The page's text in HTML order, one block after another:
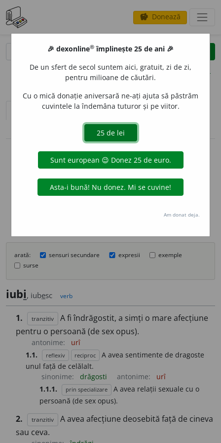
savings Donează
clear
opțiuni
sinteza definițiilor (1)
definiții (39)
pronunție volume_up
info
Aceste definiții sunt compilate de
echipa dexonline. Definițiile
originale se află pe filadefiniții.
Puteți reordona filele pe pagina de
arată: sensuri secundare expresii
exemple
surse
iubi, iubesc verb
1. tranzitiv
A fi îndrăgostit, a simți o mare afecțiune
pentru o persoană (de sex opus).
antonime:
urî
1.1.
reflexiv reciproc
A avea sentimente de dragoste
unul față de celălalt.
sinonime:
drăgosti antonime:
urî
1.1.1.
prin specializare
A avea relații sexuale cu o
persoană (de sex opus).
2. tranzitiv
A avea afecțiune deosebită față de cineva
sau ceva.
🎉 dexonline® împlinește 25 de ani 🎉
De un sfert de secol suntem aici, gratuit, zi de zi,
pentru milioane de căutări.
Cu o mică donație aniversară ne-ați ajuta să păstrăm
cuvintele la îndemâna tuturor și pe viitor.
Am donat deja.